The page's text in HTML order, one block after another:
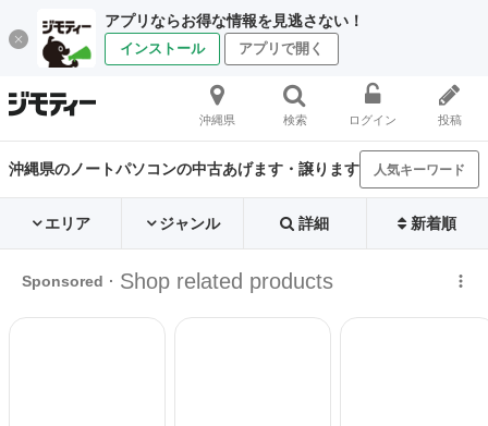
アプリならお得な情報を見逃さない！
インストール アプリで開く
沖縄県 検索 ログイン 投稿
沖縄県のノートパソコンの中古あげます・譲ります 人気キーワード
エリア ジャンル 詳細 新着順